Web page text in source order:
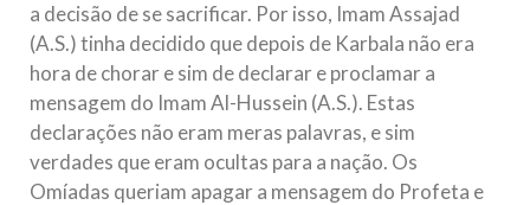
a decisão de se sacrificar. Por isso, Imam Assajad
(A.S.) tinha decidido que depois de Karbala não era
hora de chorar e sim de declarar e proclamar a
mensagem do Imam Al-Hussein (A.S.). Estas
declarações não eram meras palavras, e sim
verdades que eram ocultas para a nação. Os
Omíadas queriam apagar a mensagem do Profeta e